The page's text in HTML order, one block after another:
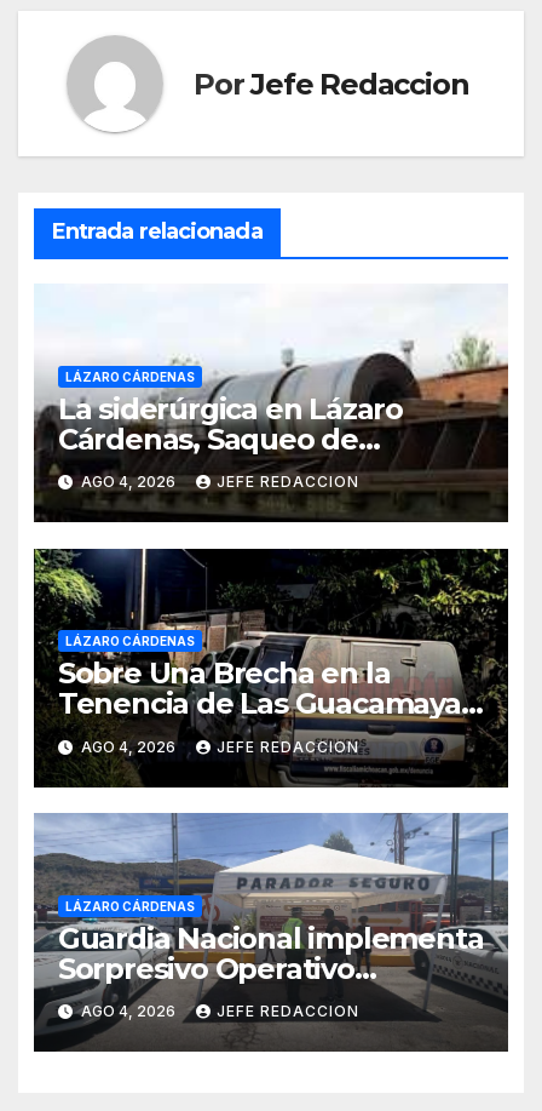
PorJefe Redaccion
Entrada relacionada
LÁZARO CÁRDENAS
La siderúrgica en Lázaro
Cárdenas, Saqueo de
Recursos Naturales a Cambio
de Miseria
AGO 4, 2026 JEFE REDACCION
LÁZARO CÁRDENAS
Sobre Una Brecha en la
Tenencia de Las Guacamayas
de LZC. Asesinan a balazos a
un Hombre
AGO 4, 2026 JEFE REDACCION
LÁZARO CÁRDENAS
Guardia Nacional implementa
Sorpresivo Operativo
Paradero Seguro Siglo XXI
punto Las Cañas
AGO 4, 2026 JEFE REDACCION